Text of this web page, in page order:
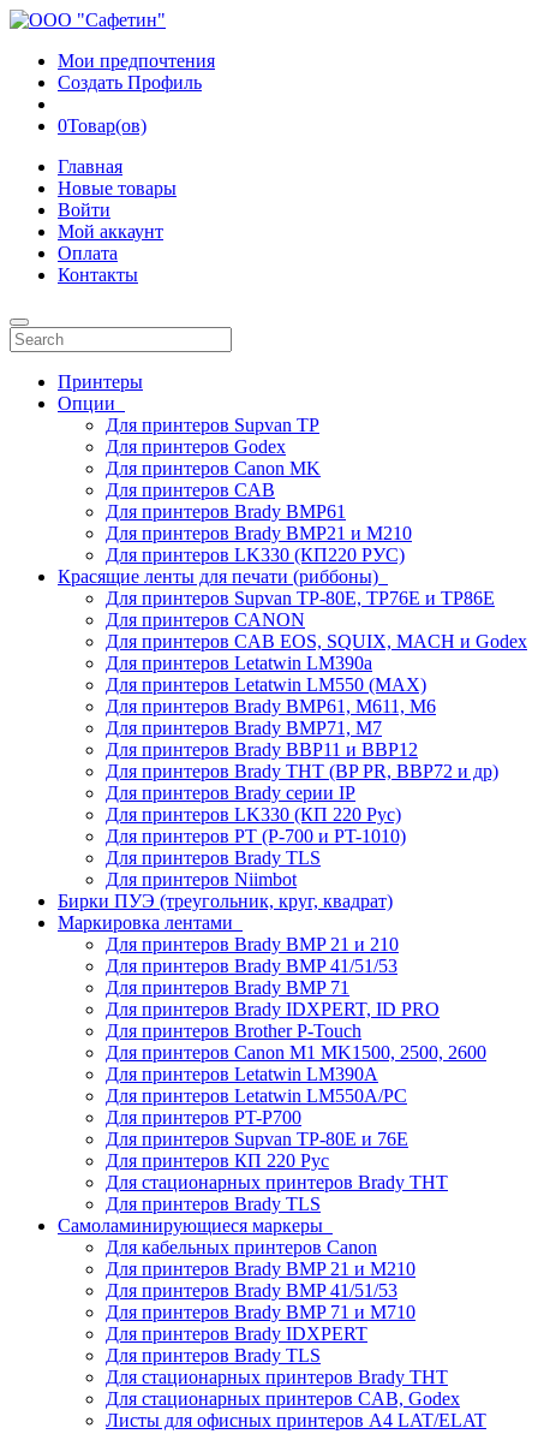
Мои предпочтения
Создать Профиль
0Товар(ов)
Главная
Новые товары
Войти
Мой аккаунт
Оплата
Контакты
Принтеры
Опции
Для принтеров Supvan TP
Для принтеров Godex
Для принтеров Canon MK
Для принтеров CAB
Для принтеров Brady BMP61
Для принтеров Brady BMP21 и M210
Для принтеров LK330 (КП220 РУС)
Красящие ленты для печати (риббоны)
Для принтеров Supvan TP-80E, TP76E и TP86E
Для принтеров CANON
Для принтеров CAB EOS, SQUIX, MACH и Godex
Для принтеров Letatwin LM390a
Для принтеров Letatwin LM550 (MAX)
Для принтеров Brady BMP61, M611, M6
Для принтеров Brady BMP71, M7
Для принтеров Brady BBP11 и BBP12
Для принтеров Brady THT (BP PR, BBP72 и др)
Для принтеров Brady серии IP
Для принтеров LK330 (КП 220 Рус)
Для принтеров PT (P-700 и PT-1010)
Для принтеров Brady TLS
Для принтеров Niimbot
Бирки ПУЭ (треугольник, круг, квадрат)
Маркировка лентами
Для принтеров Brady BMP 21 и 210
Для принтеров Brady BMP 41/51/53
Для принтеров Brady BMP 71
Для принтеров Brady IDXPERT, ID PRO
Для принтеров Brother P-Touch
Для принтеров Canon M1 MK1500, 2500, 2600
Для принтеров Letatwin LM390A
Для принтеров Letatwin LM550A/PC
Для принтеров PT-P700
Для принтеров Supvan TP-80E и 76E
Для принтеров КП 220 Рус
Для стационарных принтеров Brady THT
Для принтеров Brady TLS
Самоламинирующиеся маркеры
Для кабельных принтеров Canon
Для принтеров Brady BMP 21 и M210
Для принтеров Brady BMP 41/51/53
Для принтеров Brady BMP 71 и M710
Для принтеров Brady IDXPERT
Для принтеров Brady TLS
Для стационарных принтеров Brady THT
Для стационарных принтеров CAB, Godex
Листы для офисных принтеров А4 LAT/ELAT